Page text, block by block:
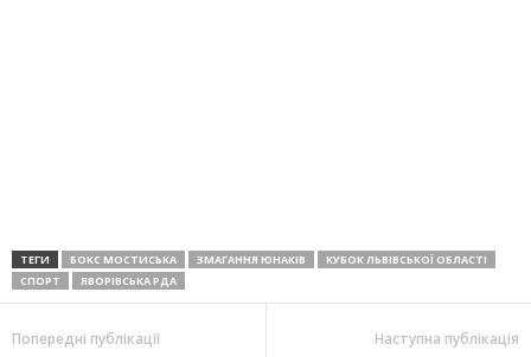
ТЕГИ БОКС МОСТИСЬКА ЗМАГАННЯ ЮНАКІВ
КУБОК ЛЬВІВСЬКОЇ ОБЛАСТІ
СПОРТ
ЯВОРІВСЬКА РДА
Попередні публікації Наступна публікація